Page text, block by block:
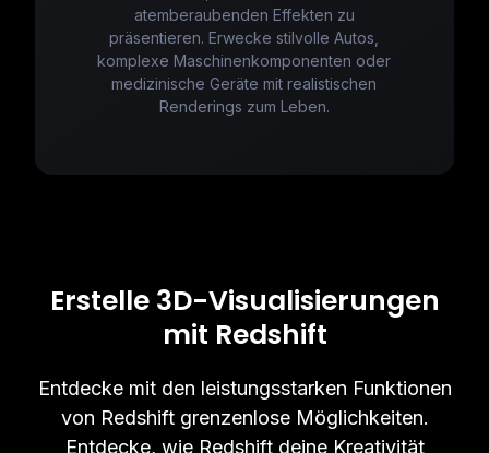
atemberaubenden Effekten zu
präsentieren. Erwecke stilvolle Autos,
komplexe Maschinenkomponenten oder
medizinische Geräte mit realistischen
Renderings zum Leben.
Erstelle 3D-Visualisierungen
mit Redshift
Entdecke mit den leistungsstarken Funktionen
von Redshift grenzenlose Möglichkeiten.
Entdecke, wie Redshift deine Kreativität